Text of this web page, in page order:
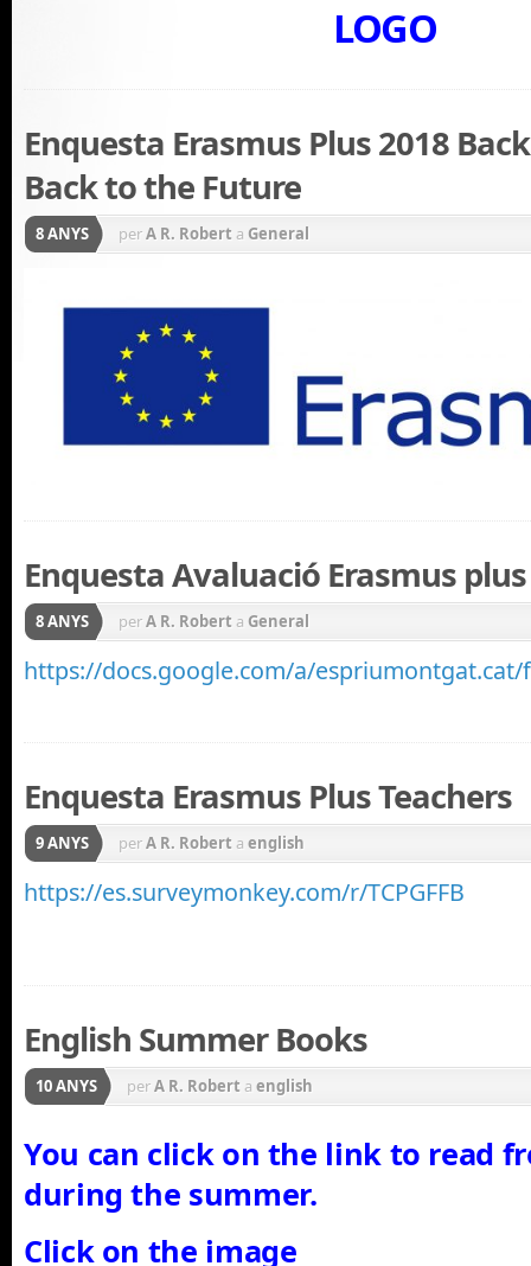
LOGO
Enquesta Erasmus Plus 2018
Back to the Future
8 ANYS perA R. Robert a General
Enquesta Avaluació Erasmus plus
8 ANYS perA R. Robert a General
https://docs.google.com/a/espriumontgat.cat/
Enquesta Erasmus Plus Teachers
9 ANYS perA R. Robert a english
https://es.surveymonkey.com/r/TCPGFFB
English Summer Books
10 ANYS perA R. Robert a english
You can click on the link to read
during the summer.
Click on the image